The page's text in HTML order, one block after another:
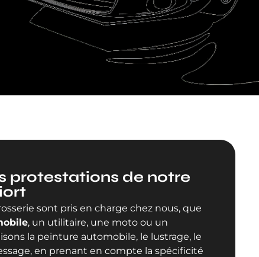
protestations de notre
sont pris en charge chez nous, que
, un utilitaire, une moto ou un
la peinture automobile, le lustrage, le
en prenant en compte la spécificité